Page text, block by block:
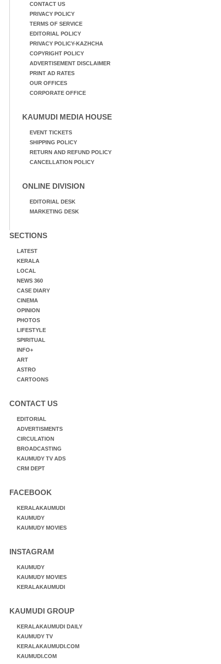
CONTACT US
PRIVACY POLICY
TERMS OF SERVICE
EDITORIAL POLICY
PRIVACY POLICY-KAZHCHA
COPYRIGHT POLICY
ADVERTISEMENT DISCLAIMER
PRINT AD RATES
OUR OFFICES
CORPORATE OFFICE
KAUMUDI MEDIA HOUSE
EVENT TICKETS
SHIPPING POLICY
RETURN AND REFUND POLICY
CANCELLATION POLICY
ONLINE DIVISION
EDITORIAL DESK
MARKETING DESK
SECTIONS
LATEST
KERALA
LOCAL
NEWS 360
CASE DIARY
CINEMA
OPINION
PHOTOS
LIFESTYLE
SPIRITUAL
INFO+
ART
ASTRO
CARTOONS
CONTACT US
EDITORIAL
ADVERTISMENTS
CIRCULATION
BROADCASTING
KAUMUDY TV ADS
CRM DEPT
FACEBOOK
KERALAKAUMUDI
KAUMUDY
KAUMUDY MOVIES
INSTAGRAM
KAUMUDY
KAUMUDY MOVIES
KERALAKAUMUDI
KAUMUDI GROUP
KERALAKAUMUDI DAILY
KAUMUDY TV
KERALAKAUMUDI.COM
KAUMUDI.COM